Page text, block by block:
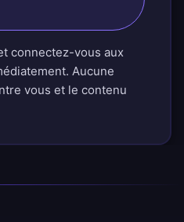
connectez-vous aux
Aucune
vous et le contenu